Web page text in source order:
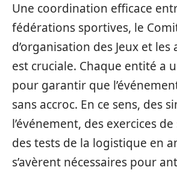
Une coordination efficace
fédérations sportives, le
d’organisation des Jeux et
est cruciale. Chaque entité a
pour garantir que
sans accroc. En ce sens, des
l’événement, des exercices
des tests de la logistique en
s’avèrent nécessaires pour